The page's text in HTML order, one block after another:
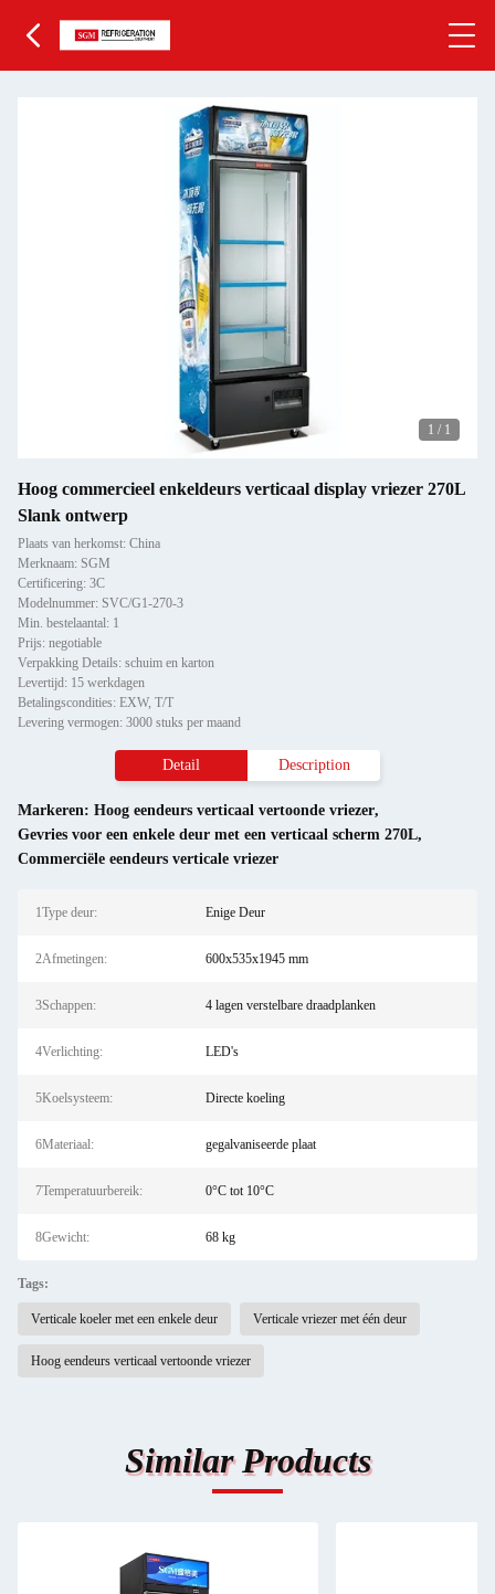
1 / 1
Hoog commercieel enkeldeurs verticaal display vriezer 270L
Slank ontwerp
Plaats van herkomst: China
Merknaam: SGM
Certificering: 3C
Modelnummer: SVC/G1-270-3
Min. bestelaantal: 1
Prijs: negotiable
Verpakking Details: schuim en karton
Levertijd: 15 werkdagen
Betalingscondities: EXW, T/T
Levering vermogen: 3000 stuks per maand
Detail Description
Markeren: Hoog eendeurs verticaal vertoonde vriezer,
Gevries voor een enkele deur met een verticaal scherm 270L,
Commerciële eendeurs verticale vriezer
1Type deur: Enige Deur
2Afmetingen: 600x535x1945 mm
3Schappen: 4 lagen verstelbare draadplanken
4Verlichting: LED's
5Koelsysteem: Directe koeling
6Materiaal: gegalvaniseerde plaat
7Temperatuurbereik: 0°C tot 10°C
8Gewicht: 68 kg
Tags:
Verticale koeler met een enkele deur Verticale vriezer met één deur
Hoog eendeurs verticaal vertoonde vriezer
Similar Products